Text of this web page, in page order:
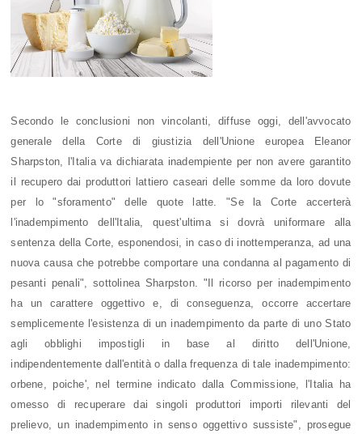
Secondo le conclusioni non vincolanti, diffuse oggi, dell'avvocato
generale della Corte di giustizia dell'Unione europea Eleanor
Sharpston, l'Italia va dichiarata inadempiente per non avere garantito
il recupero dai produttori lattiero caseari delle somme da loro dovute
per lo "sforamento" delle quote latte. "Se la Corte accerterà
l'inadempimento dell'Italia, quest'ultima si dovrà uniformare alla
sentenza della Corte, esponendosi, in caso di inottemperanza, ad una
nuova causa che potrebbe comportare una condanna al pagamento di
pesanti penali", sottolinea Sharpston. "Il ricorso per inadempimento
ha un carattere oggettivo e, di conseguenza, occorre accertare
semplicemente l'esistenza di un inadempimento da parte di uno Stato
agli obblighi impostigli in base al diritto dell'Unione,
indipendentemente dall'entità o dalla frequenza di tale inadempimento:
orbene, poiche', nel termine indicato dalla Commissione, l'Italia ha
omesso di recuperare dai singoli produttori importi rilevanti del
prelievo, un inadempimento in senso oggettivo sussiste", prosegue